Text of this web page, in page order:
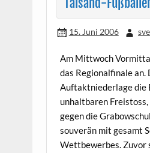
15. Juni 2006
Am Mittwoch
das Regionalfinale
Auftaktniederlage die
unhaltbaren
gegen die
souverän mit gesamt
Wettbewerbes. Zuvor